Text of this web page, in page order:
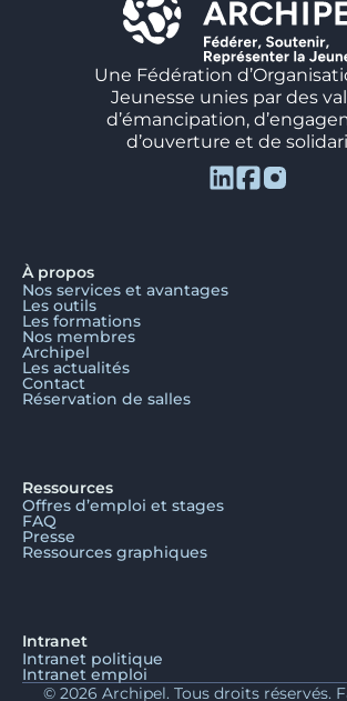
Une Fédération
Jeunesse unies par des
d’émancipation,
d’ouverture et de
À propos
Nos services et avantages
Les outils
Les formations
Nos membres
Archipel
Les actualités
Contact
Réservation de salles
Ressources
Offres d’emploi et stages
FAQ
Presse
Ressources graphiques
Intranet
Intranet politique
Intranet emploi
© 2026 Archipel. Tous droits réservés.